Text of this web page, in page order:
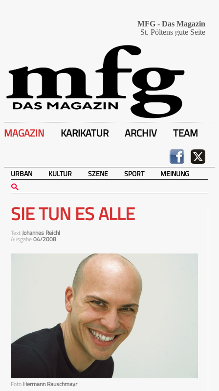
MFG - Das Magazin
St. Pöltens gute Seite
MAGAZIN KARIKATUR ARCHIV TEAM
URBAN KULTUR SZENE SPORT MEINUNG
SIE TUN ES ALLE
TextJohannes Reichl
Ausgabe04/2008
Foto Hermann Rauschmayr